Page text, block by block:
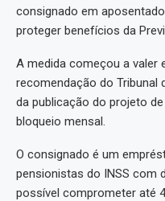
consignado em
proteger benefícios da
A medida começou a valer
recomendação do Tribunal
da publicação do projeto
bloqueio mensal.
O consignado é um
pensionistas do INSS com
possível comprometer até